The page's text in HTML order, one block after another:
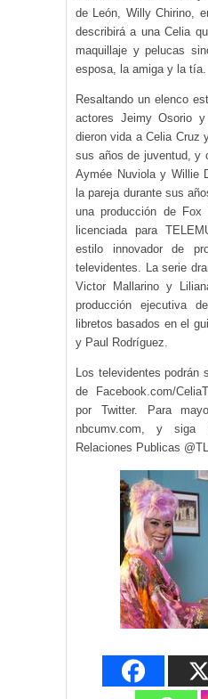
de León, Willy Chirino,
describirá a una Celia
maquillaje y pelucas
esposa, la amiga y la tía.
Resaltando un elenco
actores Jeimy Osorio
dieron vida a Celia Cruz
sus años de juventud, y
Aymée Nuviola y Willie
la pareja durante sus
una producción de Fox
licenciada para
estilo innovador de
televidentes. La serie
Victor Mallarino y
producción ejecutiva
libretos basados en el
y Paul Rodríguez.
Los televidentes podrán
de Facebook.com/
por Twitter. Para
nbcumv.com, y siga
Relaciones Publicas